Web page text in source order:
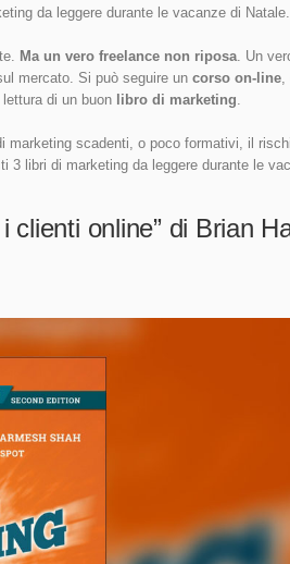
da leggere durante le vacanze di Natale.
Ma un vero freelance non riposa. Un
mercato. Si può seguire un corso on-line,
di un buon libro di marketing.
marketing scadenti, o poco formativi, il
3 libri di marketing da leggere durante le
clienti online” di Brian